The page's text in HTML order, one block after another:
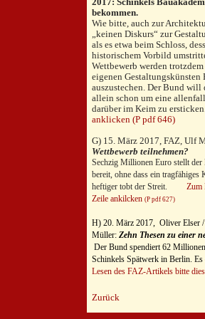
bekommen.
Wie bitte, auch zur
„keinen Diskurs“ zur
als es etwa beim Schloss,
historischem Vorbild
Wettbewerb werden
eigenen
auszustechen. Der Bund
allein schon um eine
darüber im Keim zu
anklicken (P pdf 646)
G) 15. März 2017, FAZ, Ulf
Wettbewerb teilnehmen?
Sechzig Millionen Euro stellt
bereit, ohne dass ein tragfähiges
heftiger tobt der Streit. Zum
Zeile ankilcken (P pdf 627)
H) 20. März 2017, Oliver Elser
Müller: Zehn Thesen zu einer
Der Bund spendiert 62
Schinkels Spätwerk in Berlin.
Lesen des FAZ-Artikels bitte
Zurück